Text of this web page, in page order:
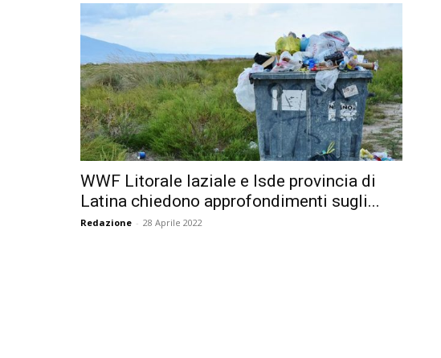
WWF Litorale laziale e Isde provincia di
Latina chiedono approfondimenti sugli...
Redazione - 28 Aprile 2022